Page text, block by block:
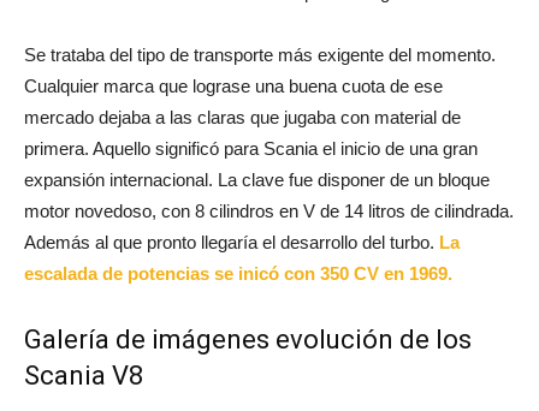
Se trataba del tipo de transporte más exigente del momento.
Cualquier marca que lograse una buena cuota de ese
mercado dejaba a las claras que jugaba con material de
primera. Aquello significó para Scania el inicio de una gran
expansión internacional. La clave fue disponer de un bloque
motor novedoso, con 8 cilindros en V de 14 litros de cilindrada.
Además al que pronto llegaría el desarrollo del turbo. La
escalada de potencias se inicó con 350 CV en 1969.
Galería de imágenes evolución de los
Scania V8